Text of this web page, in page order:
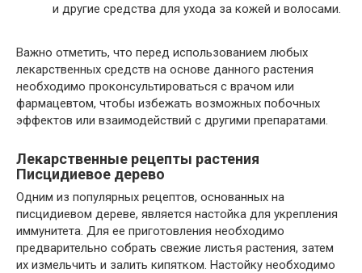
и другие средства для ухода за кожей и волосами.
Важно отметить, что перед использованием любых
лекарственных средств на основе данного растения
необходимо проконсультироваться с врачом или
фармацевтом, чтобы избежать возможных побочных
эффектов или взаимодействий с другими препаратами.
Лекарственные рецепты растения
Писцидиевое дерево
Одним из популярных рецептов, основанных на
писцидиевом дереве, является настойка для укрепления
иммунитета. Для ее приготовления необходимо
предварительно собрать свежие листья растения, затем
их измельчить и залить кипятком. Настойку необходимо